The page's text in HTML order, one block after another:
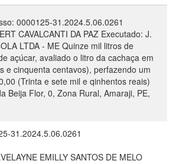
0000125-31.2024.5.06.0261
CAVALCANTI DA PAZ Executado: J.
LTDA - ME Quinze mil litros de
açúcar, avaliado o litro da cachaça em
e cinquenta centavos), perfazendo um
(Trinta e sete mil e qinhentos reais)
Beija Flor, 0, Zona Rural, Amaraji, PE,
31.2024.5.06.0261
EMILLY SANTOS DE MELO